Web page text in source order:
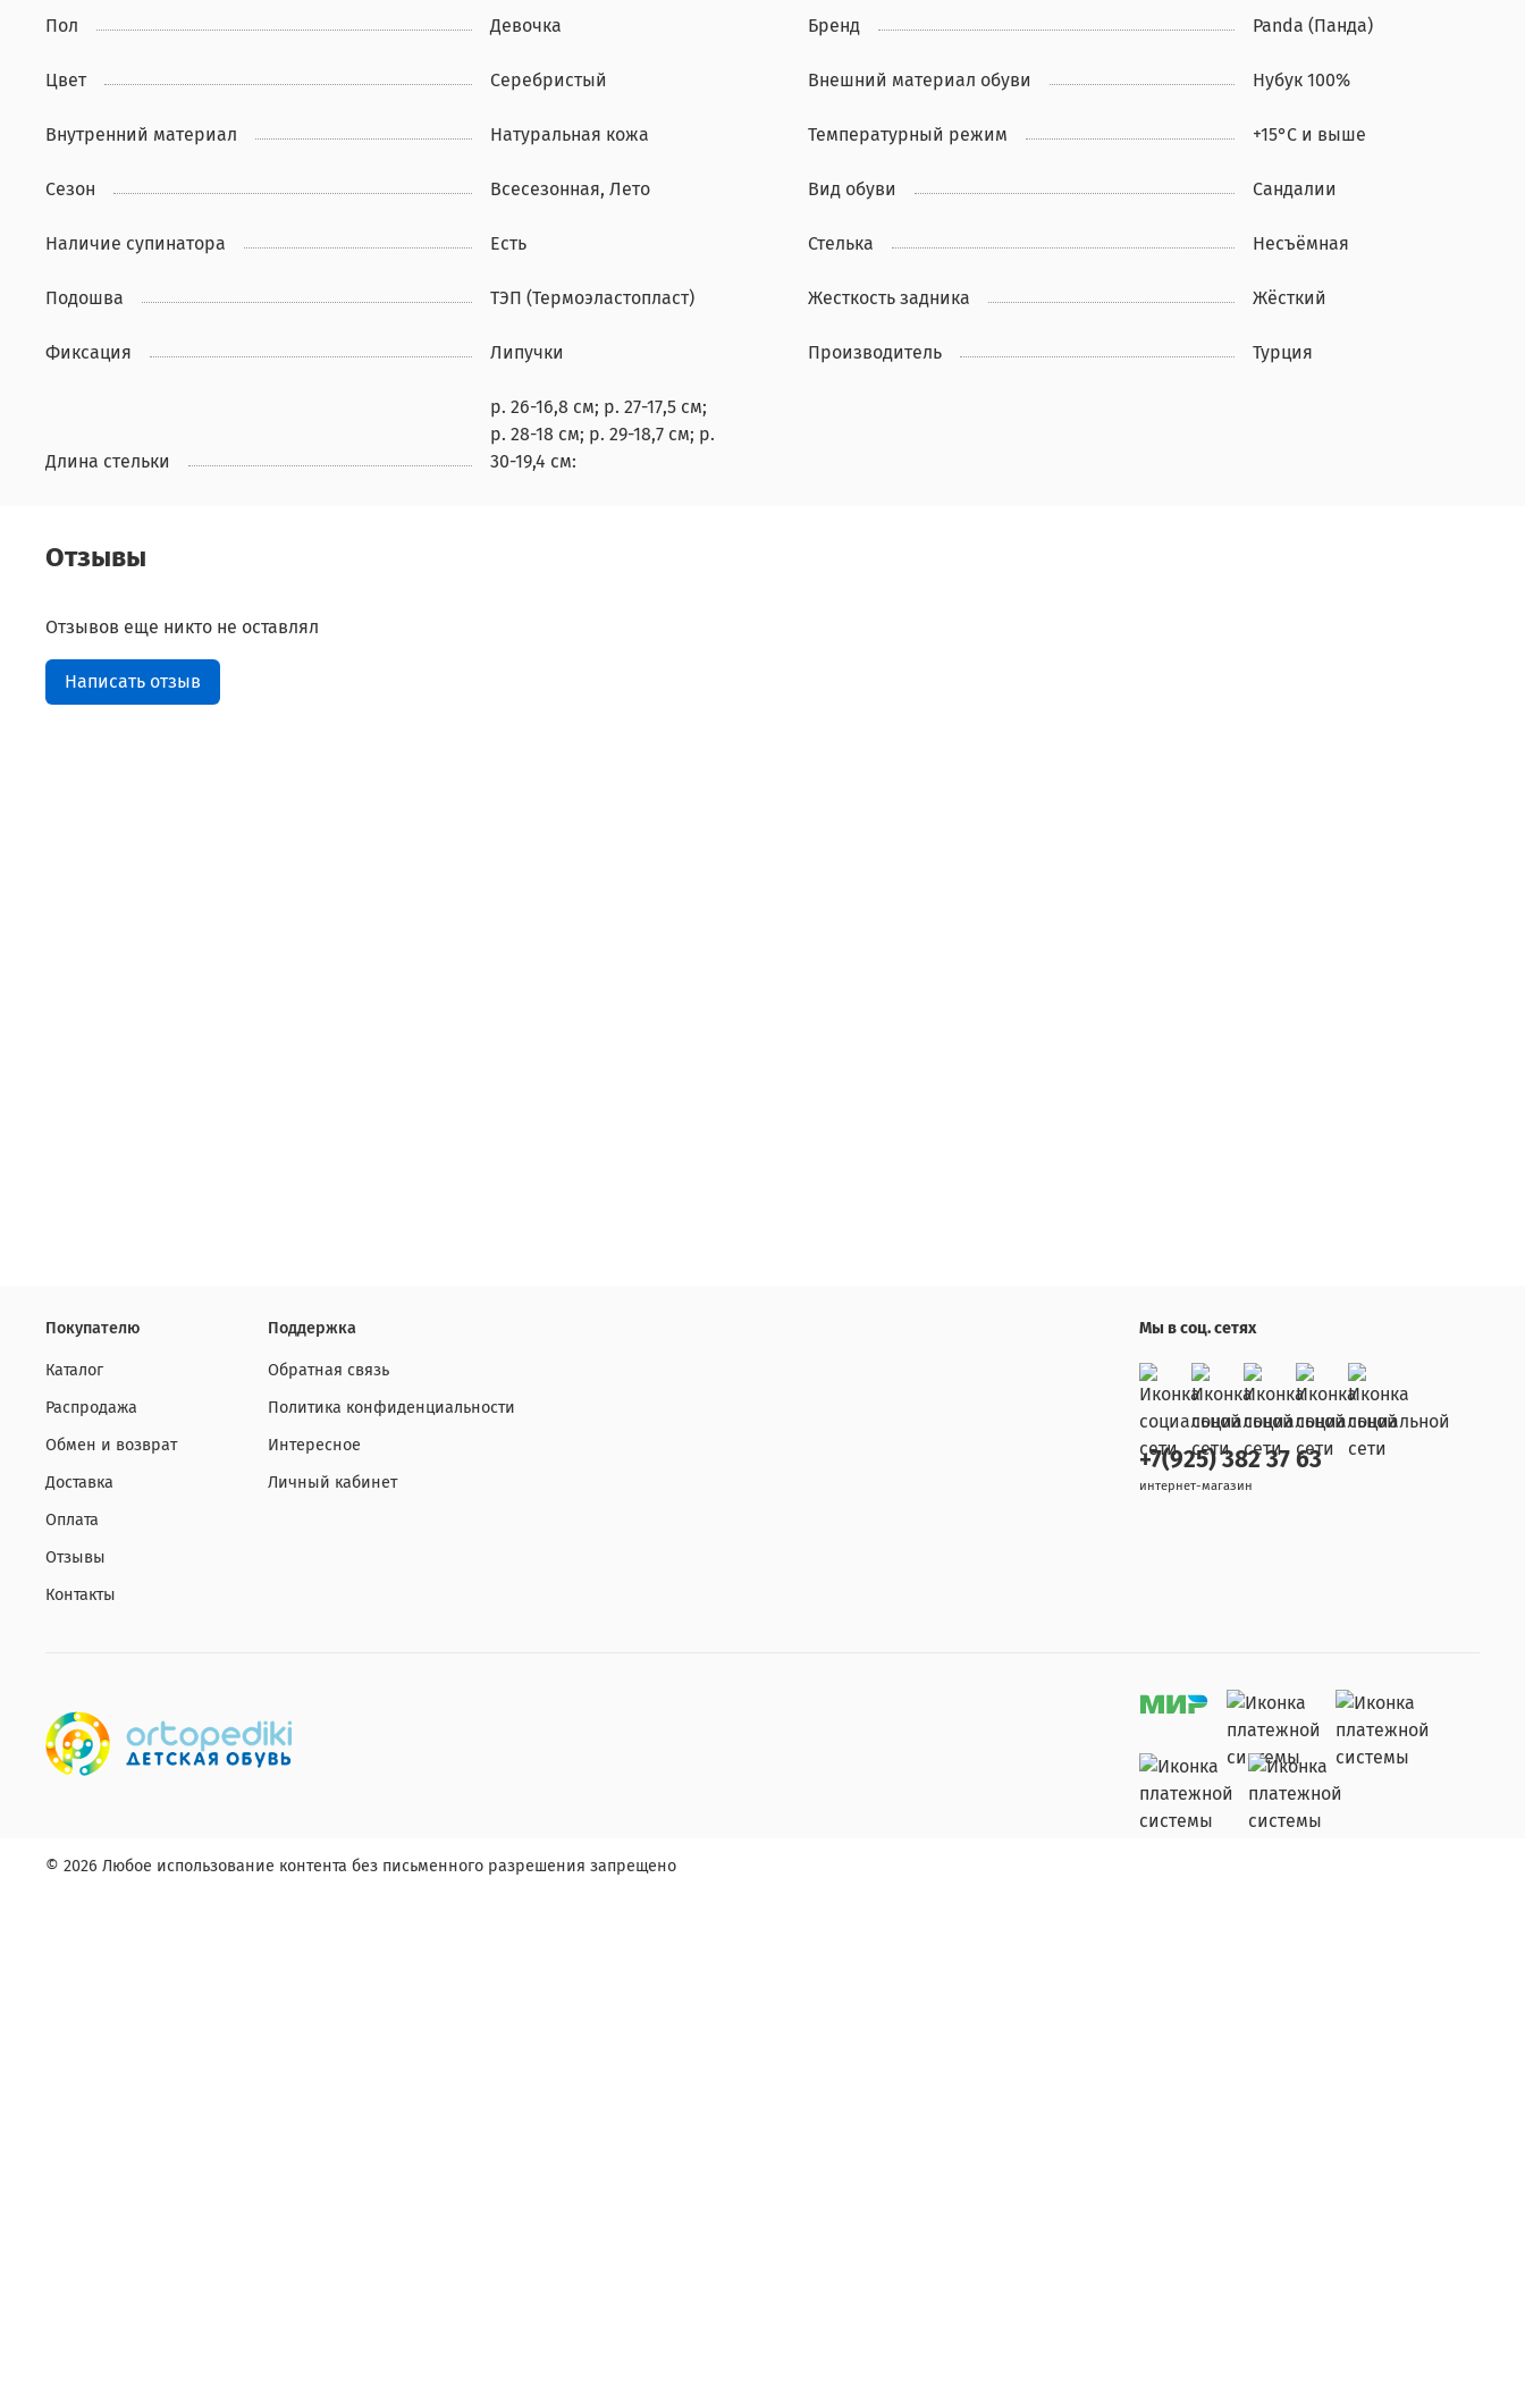
Пол Девочка Бренд Panda (Панда)
Цвет Серебристый Внешний материал обуви Нубук 100%
Внутренний материал Натуральная кожа Температурный режим +15°С и выше
Сезон Всесезонная, Лето Вид обуви Сандалии
Наличие супинатора Есть Стелька Несъёмная
Подошва ТЭП (Термоэластопласт) Жесткость задника Жёсткий
Фиксация Липучки Производитель Турция
Длина стельки
р. 26-16,8 см; р. 27-17,5 см;
р. 28-18 см; р. 29-18,7 см; р.
30-19,4 см:
Отзывы
Отзывов еще никто не оставлял
Написать отзыв
Покупателю
Каталог
Распродажа
Обмен и возврат
Доставка
Оплата
Отзывы
Контакты
Поддержка
Обратная связь
Политика конфиденциальности
Интересное
Личный кабинет
Мы в соц. сетях
+7(925) 382 37 63
интернет-магазин
© 2026 Любое использование контента без письменного разрешения запрещено